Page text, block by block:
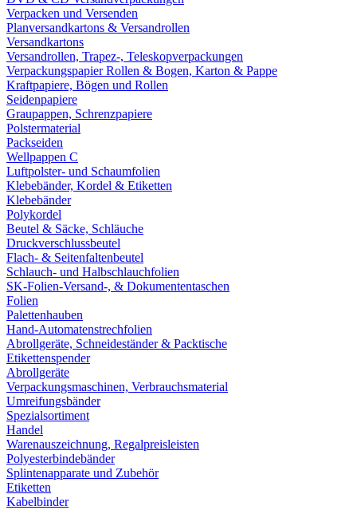
Verpacken und Versenden
Planversandkartons & Versandrollen
Versandkartons
Versandrollen, Trapez-, Teleskopverpackungen
Verpackungspapier Rollen & Bogen, Karton & Pappe
Kraftpapiere, Bögen und Rollen
Seidenpapiere
Graupappen, Schrenzpapiere
Polstermaterial
Packseiden
Wellpappen C
Luftpolster- und Schaumfolien
Klebebänder, Kordel & Etiketten
Klebebänder
Polykordel
Beutel & Säcke, Schläuche
Druckverschlussbeutel
Flach- & Seitenfaltenbeutel
Schlauch- und Halbschlauchfolien
SK-Folien-Versand-, & Dokumententaschen
Folien
Palettenhauben
Hand-Automatenstrechfolien
Abrollgeräte, Schneideständer & Packtische
Etikettenspender
Abrollgeräte
Verpackungsmaschinen, Verbrauchsmaterial
Umreifungsbänder
Spezialsortiment
Handel
Warenauszeichnung, Regalpreisleisten
Polyesterbindebänder
Splintenapparate und Zubehör
Etiketten
Kabelbinder